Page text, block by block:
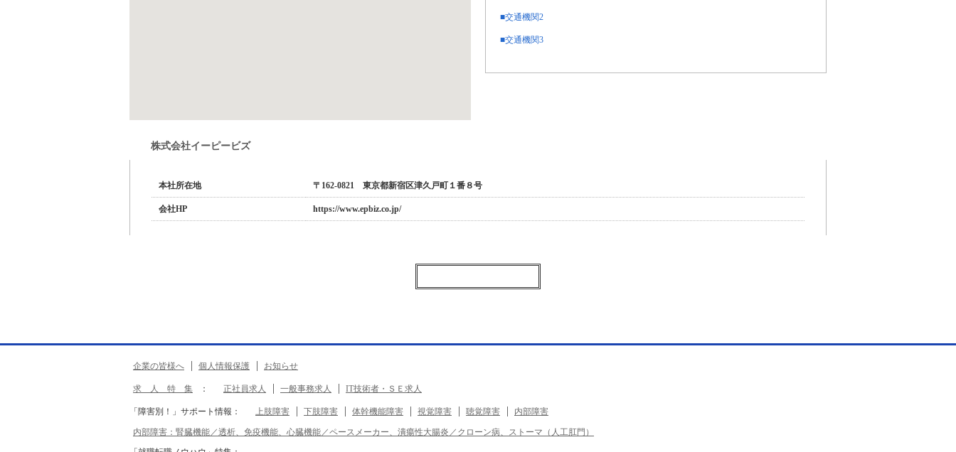
■交通機関2
■交通機関3
株式会社イーピービズ
本社所在地 〒162-0821 東京都新宿区津久戸町１番８号
会社HP https://www.epbiz.co.jp/
企業の皆様へ 個人情報保護 お知らせ
求 人 特 集 ： 正社員求人 一般事務求人 IT技術者・ＳＥ求人
「障害別！」サポート情報： 上肢障害 下肢障害 体幹機能障害 視覚障害 聴覚障害 内部障害
内部障害：腎臓機能／透析、免疫機能、心臓機能／ペースメーカー、潰瘍性大腸炎／クローン病、ストーマ（人工肛門）